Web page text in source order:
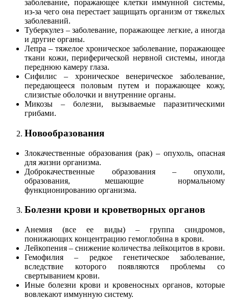
заболевание, поражающее клетки иммунной системы,
из-за чего она перестает защищать организм от тяжелых
заболеваний.
Туберкулез – заболевание, поражающее легкие, а иногда
и другие органы.
Лепра – тяжелое хроническое заболевание, поражающее
ткани кожи, периферической нервной системы, иногда
переднюю камеру глаза.
Сифилис – хроническое венерическое заболевание,
передающееся половым путем и поражающее кожу,
слизистые оболочки и внутренние органы.
Микозы – болезни, вызываемые паразитическими
грибами.
Новообразования
Злокачественные образования (рак) – опухоль, опасная
для жизни организма.
Доброкачественные образования – опухоли,
образования, мешающие нормальному
функционированию организма.
Болезни крови и кроветворных органов
Анемия (все ее виды) – группа синдромов,
понижающих концентрацию гемоглобина в крови.
Лейкопения – снижение количества лейкоцитов в крови.
Гемофилия – редкое генетическое заболевание,
вследствие которого появляются проблемы со
свертыванием крови.
Иные болезни крови и кровеносных органов, которые
вовлекают иммунную систему.